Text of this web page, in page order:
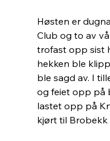
Høsten er
Club og to av
trofast opp sist
hekken ble
ble sagd av. I
og feiet opp på
lastet opp på
kjørt til Brobekk